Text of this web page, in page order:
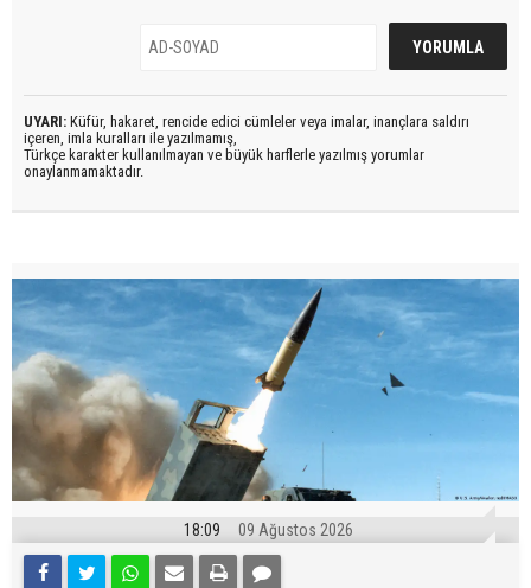
UYARI: Küfür, hakaret, rencide edici cümleler veya imalar, inançlara saldırı
içeren, imla kuralları ile yazılmamış,
Türkçe karakter kullanılmayan ve büyük harflerle yazılmış yorumlar
onaylanmamaktadır.
18:09 09 Ağustos 2026